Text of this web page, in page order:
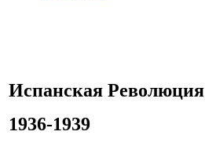
Испанская Революция
1936-1939